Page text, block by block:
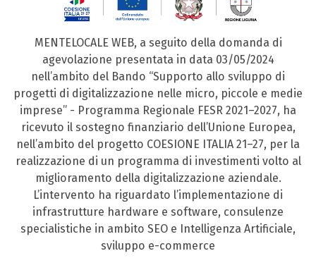
MENTELOCALE WEB, a seguito della domanda di
agevolazione presentata in data 03/05/2024
nell’ambito del Bando “Supporto allo sviluppo di
progetti di digitalizzazione nelle micro, piccole e medie
imprese” - Programma Regionale FESR 2021–2027, ha
ricevuto il sostegno finanziario dell’Unione Europea,
nell’ambito del progetto COESIONE ITALIA 21–27, per la
realizzazione di un programma di investimenti volto al
miglioramento della digitalizzazione aziendale.
L’intervento ha riguardato l’implementazione di
infrastrutture hardware e software, consulenze
specialistiche in ambito SEO e Intelligenza Artificiale,
sviluppo e-commerce